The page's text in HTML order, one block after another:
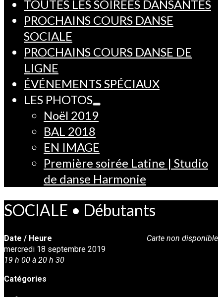
TOUTES LES SOIRÉES DANSANTES
PROCHAINS COURS DANSE
SOCIALE
PROCHAINS COURS DANSE DE
LIGNE
ÉVÉNEMENTS SPÉCIAUX
LES PHOTOS
Noël 2019
BAL 2018
EN IMAGE
Première soirée Latine | Studio
de danse Harmonie
SOCIALE • Débutants
Carte non disponible
Date / Heure
mercredi 18 septembre 2019
19 h 00 à 20 h 30
Catégories